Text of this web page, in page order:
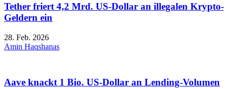
Tether friert 4,2 Mrd. US-Dollar an illegalen Krypto-
Geldern ein
28. Feb. 2026
Amin Haqshanas
Aave knackt 1 Bio. US-Dollar an Lending-Volumen